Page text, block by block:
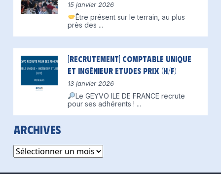
15 janvier 2026
Être présent sur le terrain, au plus
près des ...
[Recrutement] Comptable unique
et Ingénieur Etudes Prix (H/F)
13 janvier 2026
Le GEYVO ILE DE FRANCE recrute
pour ses adhérents ! ...
Archives
Archives